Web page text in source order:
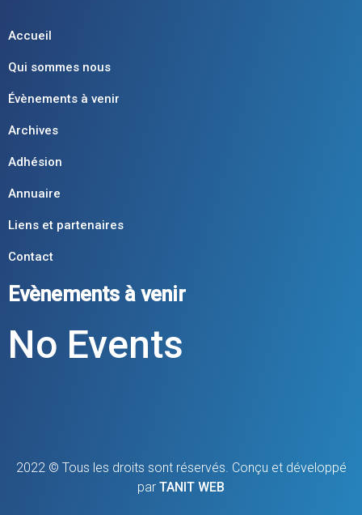
Accueil
Qui sommes nous
Évènements à venir
Archives
Adhésion
Annuaire
Liens et partenaires
Contact
Evènements à venir
No Events
2022 © Tous les droits sont réservés. Conçu et développé
par TANIT WEB